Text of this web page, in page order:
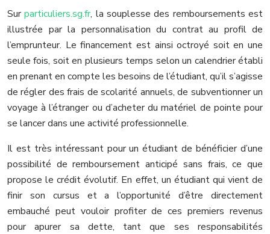
Surparticuliers.sg.fr, la souplesse des remboursements est
illustrée par la personnalisation du contrat au profil de
l’emprunteur. Le financement est ainsi octroyé soit en une
seule fois, soit en plusieurs temps selon un calendrier établi
en prenant en compte les besoins de l’étudiant, qu’il s’agisse
de régler des frais de scolarité annuels, de subventionner un
voyage à l’étranger ou d’acheter du matériel de pointe pour
se lancer dans une activité professionnelle.
Il est très intéressant pour un étudiant de bénéficier d’une
possibilité de remboursement anticipé sans frais, ce que
propose le crédit évolutif. En effet, un étudiant qui vient de
finir son cursus et a l’opportunité d’être directement
embauché peut vouloir profiter de ces premiers revenus
pour apurer sa dette, tant que ses responsabilités